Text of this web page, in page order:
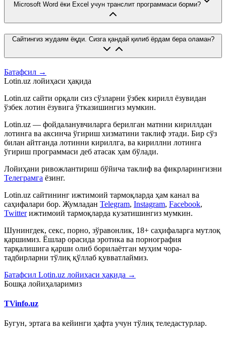
Microsoft Word ёки Excel учун транслит программаси борми?
Сайтингиз жудаям ёқди. Сизга қандай қилиб ёрдам бера оламан?
Батафсил →
Lotin.uz лойиҳаси ҳақида
Lotin.uz сайти орқали сиз сўзларни ўзбек кирилл ёзувидан
ўзбек лотин ёзувига ўтказишингиз мумкин.
Lotin.uz — фойдаланувчиларга берилган матнни кириллдан
лотинга ва аксинча ўгириш хизматини таклиф этади. Бир сўз
билан айтганда лотинни кириллга, ва кириллни лотинга
ўгириш программаси деб атасак ҳам бўлади.
Лойиҳани ривожлантириш бўйича таклиф ва фикрларингизни
Телеграмга ёзинг.
Lotin.uz сайтининг ижтимоий тармоқларда ҳам канал ва
саҳифалари бор. Жумладан Telegram, Instagram, Facebook,
Twitter ижтимоий тармоқларда кузатишингиз мумкин.
Шунингдек, секс, порно, зўравонлик, 18+ саҳифаларга мутлоқ
қаршимиз. Ёшлар орасида эротика ва порнография
тарқалишига қарши олиб борилаётган муҳим чора-
тадбирларни тўлиқ қўллаб қувватлаймиз.
Батафсил Lotin.uz лойиҳаси ҳақида →
Бошқа лойиҳаларимиз
TVinfo.uz
Бугун, эртага ва кейинги ҳафта учун тўлиқ теледастурлар.